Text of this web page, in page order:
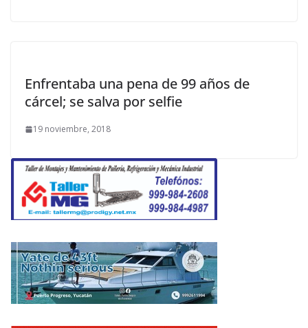
Enfrentaba una pena de 99 años de
cárcel; se salva por selfie
19 noviembre, 2018